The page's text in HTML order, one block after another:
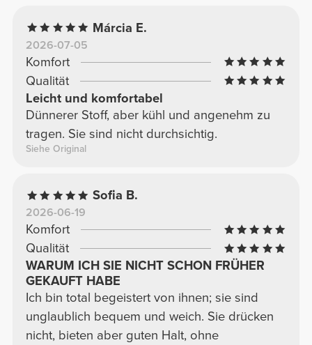
Márcia E.
2026-07-05
Komfort
Qualität
Leicht und komfortabel
Dünnerer Stoff, aber kühl und angenehm zu
tragen. Sie sind nicht durchsichtig.
Siehe Original
Sofia B.
2026-06-19
Komfort
Qualität
WARUM ICH SIE NICHT SCHON FRÜHER
GEKAUFT HABE
Ich bin total begeistert von ihnen; sie sind
unglaublich bequem und weich. Sie drücken
nicht, bieten aber guten Halt, ohne